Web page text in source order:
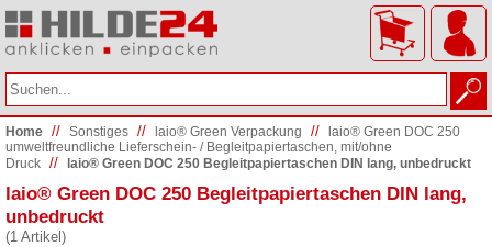
Home // Sonstiges // laio® Green Verpackung //
laio® Green DOC 250
umweltfreundliche Lieferschein- / Begleitpapiertaschen, mit/ohne
Druck // laio® Green DOC 250 Begleitpapiertaschen DIN lang, unbedruckt
laio® Green DOC 250 Begleitpapiertaschen DIN lang,
unbedruckt
(1 Artikel)